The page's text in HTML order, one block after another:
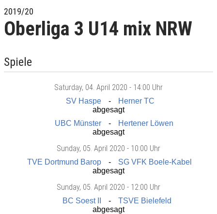
2019/20
Oberliga 3 U14 mix NRW
Spiele
Saturday, 04. April 2020 - 14:00 Uhr
SV Haspe
Herner TC
abgesagt
UBC Münster
Hertener Löwen
abgesagt
Sunday, 05. April 2020 - 10:00 Uhr
TVE Dortmund Barop
SG VFK Boele-Kabel
abgesagt
Sunday, 05. April 2020 - 12:00 Uhr
BC Soest II
TSVE Bielefeld
abgesagt